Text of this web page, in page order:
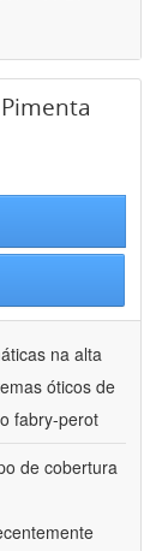
na alta
óticos de
fabry-perot
de cobertura